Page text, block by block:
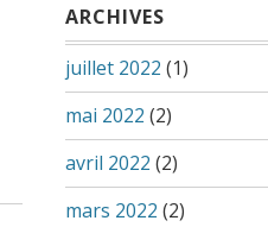
ARCHIVES
juillet 2022 (1)
mai 2022 (2)
avril 2022 (2)
mars 2022 (2)